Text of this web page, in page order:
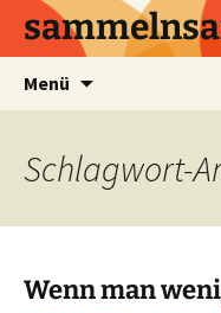
Menü
Schlagwort-
Wenn man